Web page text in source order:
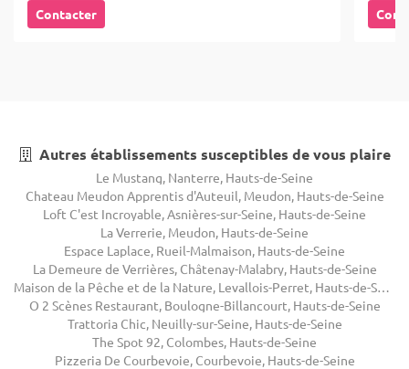
Contacter
Autres établissements susceptibles de vous plaire
Le Mustang, Nanterre, Hauts-de-Seine
Chateau Meudon Apprentis d'Auteuil, Meudon, Hauts-de-Seine
Loft C'est Incroyable, Asnières-sur-Seine, Hauts-de-Seine
La Verrerie, Meudon, Hauts-de-Seine
Espace Laplace, Rueil-Malmaison, Hauts-de-Seine
La Demeure de Verrières, Châtenay-Malabry, Hauts-de-Seine
Maison de la Pêche et de la Nature, Levallois-Perret, Hauts-de-Seine
O 2 Scènes Restaurant, Boulogne-Billancourt, Hauts-de-Seine
Trattoria Chic, Neuilly-sur-Seine, Hauts-de-Seine
The Spot 92, Colombes, Hauts-de-Seine
Pizzeria De Courbevoie, Courbevoie, Hauts-de-Seine